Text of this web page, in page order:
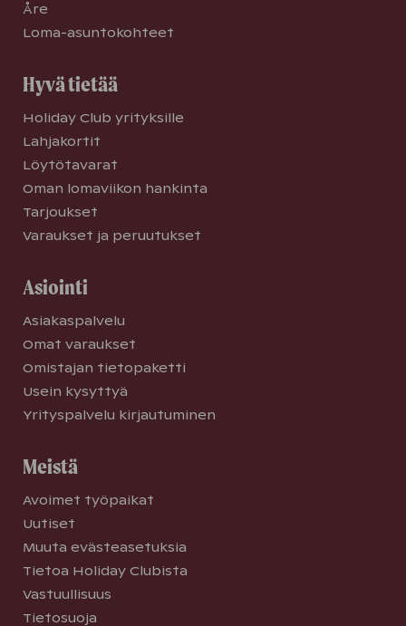
Åre
Loma-asuntokohteet
Hyvä tietää
Holiday Club yrityksille
Lahjakortit
Löytötavarat
Oman lomaviikon hankinta
Tarjoukset
Varaukset ja peruutukset
Asiointi
Asiakaspalvelu
Omat varaukset
Omistajan tietopaketti
Usein kysyttyä
Yrityspalvelu kirjautuminen
Meistä
Avoimet työpaikat
Uutiset
Muuta evästeasetuksia
Tietoa Holiday Clubista
Vastuullisuus
Tietosuoja